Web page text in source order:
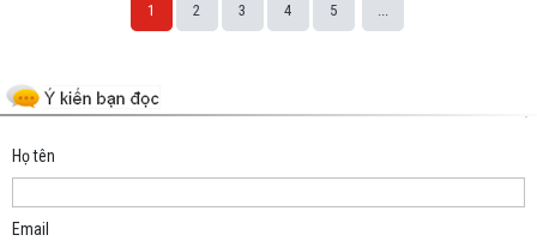
1 2 3 4 5 ...
Họ tên
Email